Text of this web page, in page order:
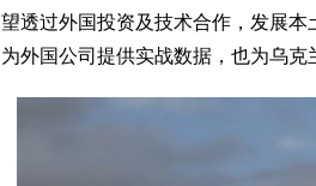
望透过外国投资及技术合作，发展
为外国公司提供实战数据，也为乌克